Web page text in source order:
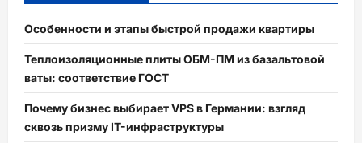
Особенности и этапы быстрой продажи квартиры
Теплоизоляционные плиты ОБМ-ПМ из базальтовой
ваты: соответствие ГОСТ
Почему бизнес выбирает VPS в Германии: взгляд
сквозь призму IT-инфраструктуры